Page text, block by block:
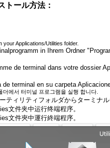
トール方法：
your Applications/Utilities folder.
in Ihrem Ordner
de terminal dans votre dossier
de terminal en su carpeta
더에서 터미널 프로그램을 실행 합니다.
ティリティフォルダからターミナル
文件夹中运行终端程序。
文件夾中運行終端程序。